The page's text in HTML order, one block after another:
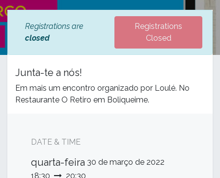
Registrations are
closed
Registrations
Closed
Junta-te a nós!
Em mais um encontro organizado por Loulé. No
Restaurante O Retiro em Boliqueime.
DATE & TIME
quarta-feira 30 de março de 2022
18:30
20:30